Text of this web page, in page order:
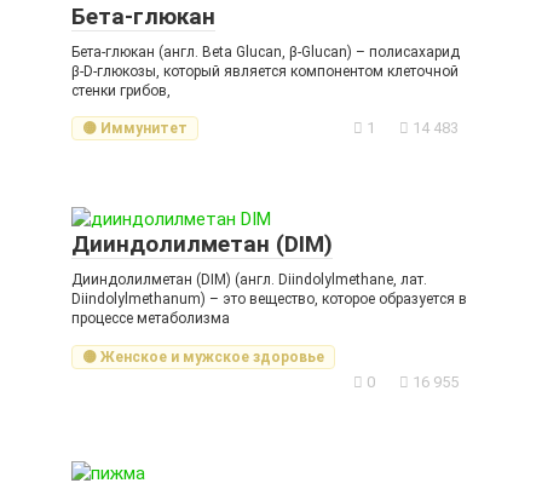
Бета-глюкан
Бета-глюкан (англ. Beta Glucan, β-Glucan) – полисахарид
β-D-глюкозы, который является компонентом клеточной
стенки грибов,
🟡 Иммунитет 1 14 483
Дииндолилметан (DIM)
Дииндолилметан (DIM) (англ. Diindolylmethane, лат.
Diindolylmethanum) – это вещество, которое образуется в
процессе метаболизма
🟡 Женское и мужское здоровье
0 16 955